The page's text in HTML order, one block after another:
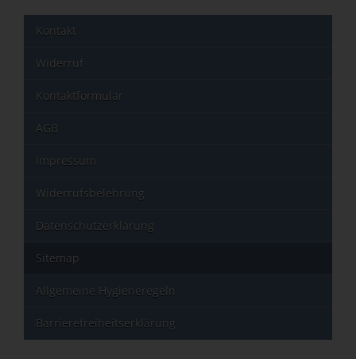
Kontakt
Widerruf
Kontaktformular
AGB
Impressum
Widerrufsbelehrung
Datenschutzerklärung
Sitemap
Allgemeine Hygieneregeln
Barrierefreiheitserklärung